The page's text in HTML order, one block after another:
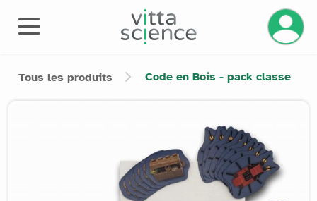
Gérez
Tous les produits Code en Bois - pack classe